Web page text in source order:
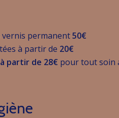
vernis permanent50€
à partir de 20€
à partir de 28€ pour tout soin